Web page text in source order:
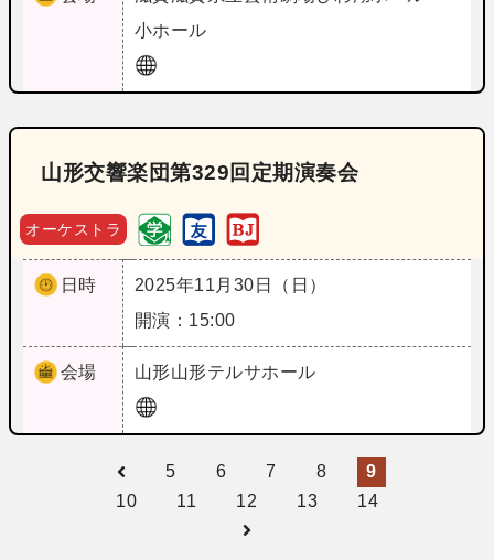
小ホール
山形交響楽団第329回定期演奏会
オーケストラ
日時
2025年11月30日（日）
開演：15:00
会場 山形山形テルサホール
5 6 7 8
9
10
11 12 13 14